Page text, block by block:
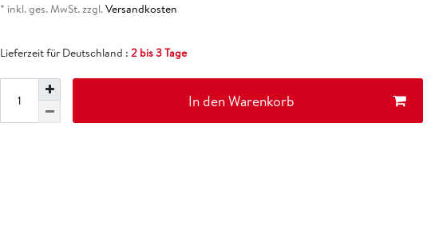
* inkl. ges. MwSt. zzgl.Versandkosten
Lieferzeit für Deutschland : 2 bis 3 Tage
In den Warenkorb